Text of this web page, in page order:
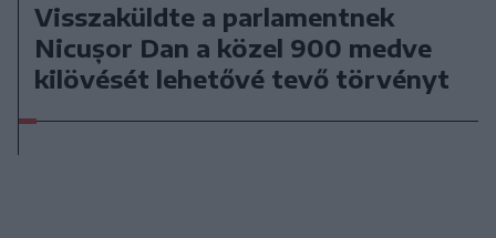
Visszaküldte a parlamentnek
Nicușor Dan a közel 900 medve
kilövését lehetővé tevő törvényt